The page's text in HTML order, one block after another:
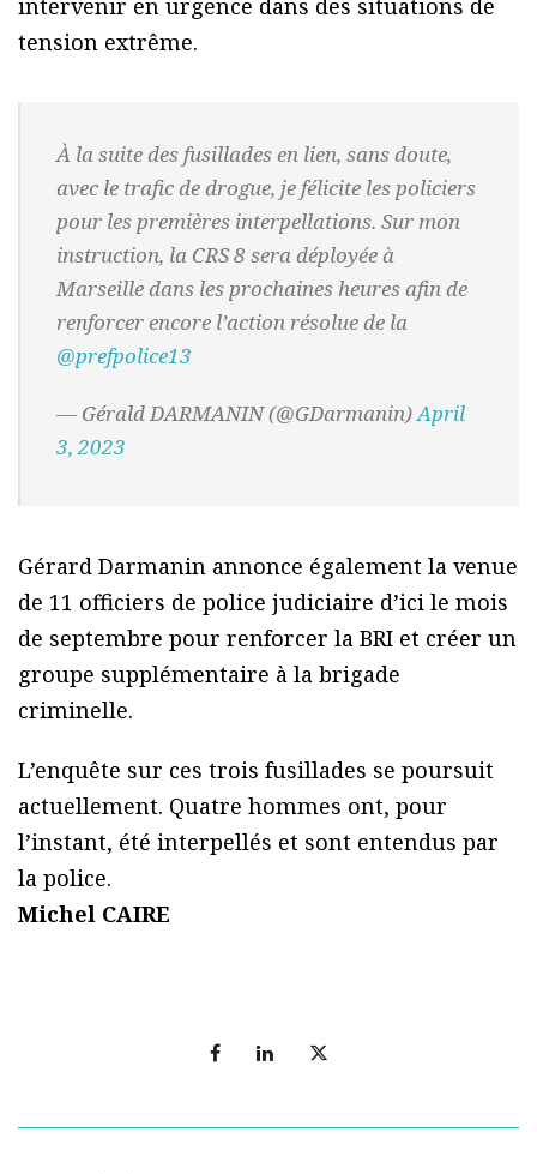
intervenir en urgence dans des situations de
tension extrême.
À la suite des fusillades en lien, sans doute,
avec le trafic de drogue, je félicite les policiers
pour les premières interpellations. Sur mon
instruction, la CRS 8 sera déployée à
Marseille dans les prochaines heures afin de
renforcer encore l’action résolue de la
@prefpolice13
— Gérald DARMANIN (@GDarmanin)April
3, 2023
Gérard Darmanin annonce également la venue
de 11 officiers de police judiciaire d’ici le mois
de septembre pour renforcer la BRI et créer un
groupe supplémentaire à la brigade
criminelle.
L’enquête sur ces trois fusillades se poursuit
actuellement. Quatre hommes ont, pour
l’instant, été interpellés et sont entendus par
la police.
Michel CAIRE